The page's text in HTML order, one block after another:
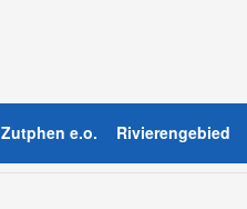
Zutphen e.o. Rivierengebied